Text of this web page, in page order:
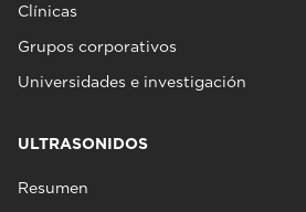
Clínicas
Grupos corporativos
Universidades e investigación
ULTRASONIDOS
Resumen